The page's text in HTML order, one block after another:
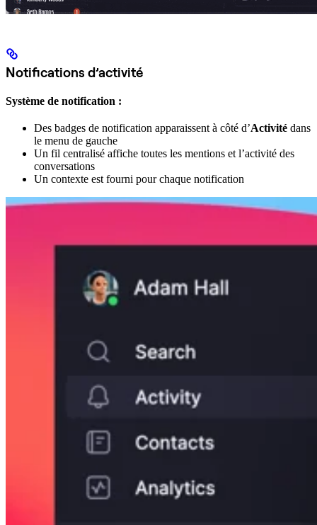
Notifications d’activité
Système de notification :
Des badges de notification apparaissent à côté d’Activité dans
le menu de gauche
Un fil centralisé affiche toutes les mentions et l’activité des
conversations
Un contexte est fourni pour chaque notification